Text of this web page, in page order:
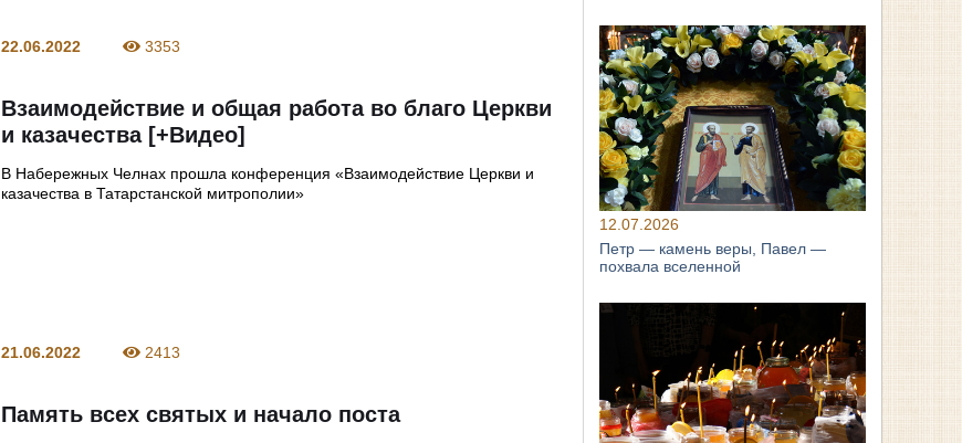
22.06.2022 3353
Взаимодействие и общая работа во благо Церкви
и казачества [+Видео]
В Набережных Челнах прошла конференция «Взаимодействие Церкви и
казачества в Татарстанской митрополии»
21.06.2022 2413
Память всех святых и начало поста
12.07.2026
Петр — камень веры, Павел —
похвала вселенной